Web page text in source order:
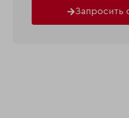
Запросить